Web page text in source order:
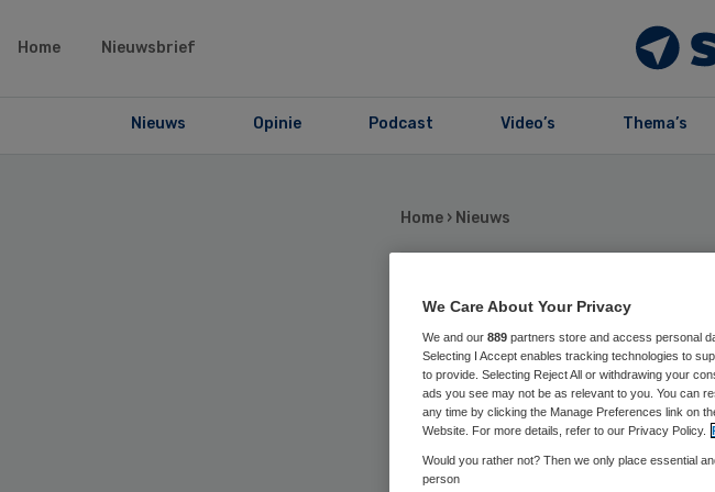
Home Nieuwsbrief
Nieuws Opinie Podcast Video’s Thema’s
Home › Nieuws
VVD wil
zwaarder
We Care About Your Privacy
We and our 889 partners store and access personal
Selecting I Accept enables tracking technologies to
to provide. Selecting Reject All or withdrawing your
ads you see may not be as relevant to you. You can
any time by clicking the Manage Preferences link on
Website. For more details, refer to our Privacy Policy.
Would you rather not? Then we only place essential
person